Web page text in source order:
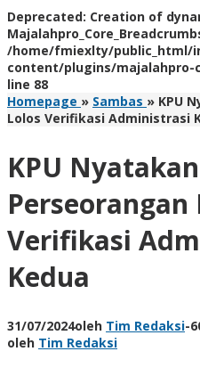
Deprecated: Creation of
/home/fmiexlty/public_html/
content/plugins/majalahpro-
line 88
Homepage » Sambas » KPU
Lolos Verifikasi Administrasi
KPU
Perseorangan
Verifikasi
Kedua
31/07/2024oleh Tim Redaksi-
oleh Tim Redaksi